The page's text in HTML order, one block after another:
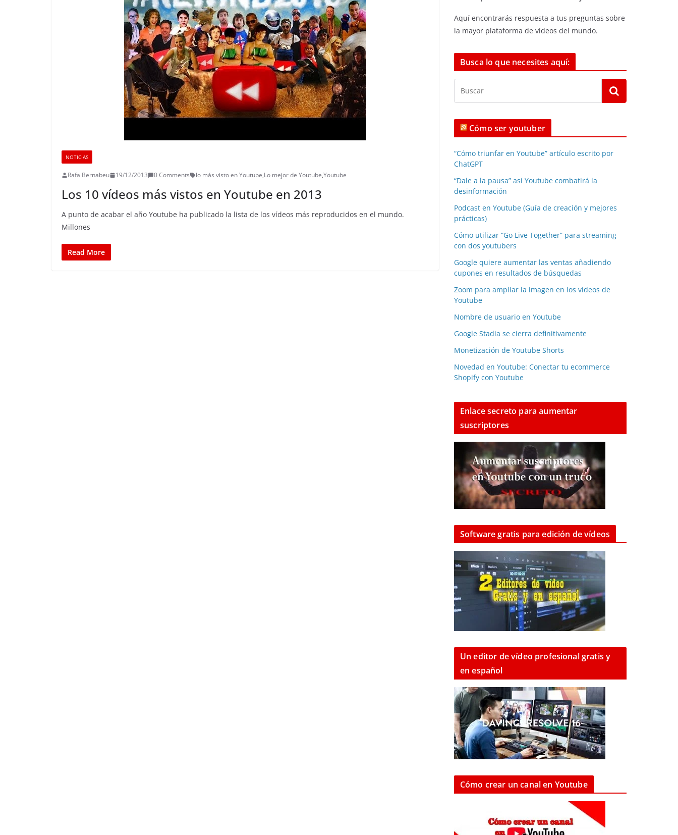
NOTICIAS
Rafa Bernabeu 19/12/2013 0 Comments lo más visto en Youtube,Lo mejor de Youtube,Youtube
Los 10 vídeos más vistos en Youtube en 2013
A punto de acabar el año Youtube ha publicado la lista de los vídeos más reproducidos en el mundo.
Millones
Read More
Aquí encontrarás respuesta a tus preguntas sobre
la mayor plataforma de vídeos del mundo.
Busca lo que necesites aquí:
Cómo ser youtuber
“Cómo triunfar en Youtube” artículo escrito por
ChatGPT
“Dale a la pausa” así Youtube combatirá la
desinformación
Podcast en Youtube (Guía de creación y mejores
prácticas)
Cómo utilizar “Go Live Together” para streaming
con dos youtubers
Google quiere aumentar las ventas añadiendo
cupones en resultados de búsquedas
Zoom para ampliar la imagen en los vídeos de
Youtube
Nombre de usuario en Youtube
Google Stadia se cierra definitivamente
Monetización de Youtube Shorts
Novedad en Youtube: Conectar tu ecommerce
Shopify con Youtube
Enlace secreto para aumentar
suscriptores
Software gratis para edición de vídeos
Un editor de vídeo profesional gratis y
en español
Cómo crear un canal en Youtube